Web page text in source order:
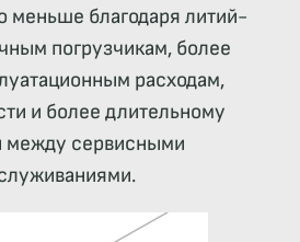
меньше благодаря литий-
погрузчикам, более
расходам,
и более длительному
между сервисными